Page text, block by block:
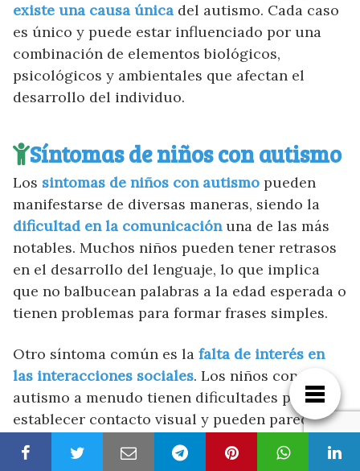
existe una causa única del autismo. Cada caso
es único y puede estar influenciado por una
combinación de elementos biológicos,
psicológicos y ambientales que afectan el
desarrollo del individuo.
Síntomas de niños con autismo
Los sintomas de niños con autismo pueden
manifestarse de diversas maneras, siendo la
dificultad en la comunicaciónuna de las más
notables. Muchos niños pueden tener retrasos
en el desarrollo del lenguaje, lo que implica
que no balbucean palabras a la edad esperada o
tienen problemas para formar frases simples.
Otro síntoma común es la falta de interés en
las interacciones sociales. Los niños con
autismo a menudo tienen dificultades para
establecer contacto visual y pueden parecer
desconectados o indiferentes ante las
interacciones con otros, lo que puede dificultar